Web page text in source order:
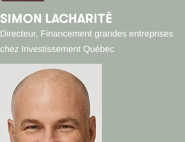
SIMON LACHARITÉ
Directeur, Financement grandes entreprises
chez Investissement Québec